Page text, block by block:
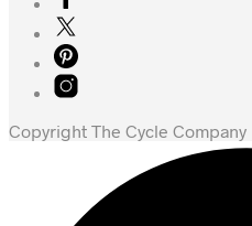
Copyright The Cycle Company